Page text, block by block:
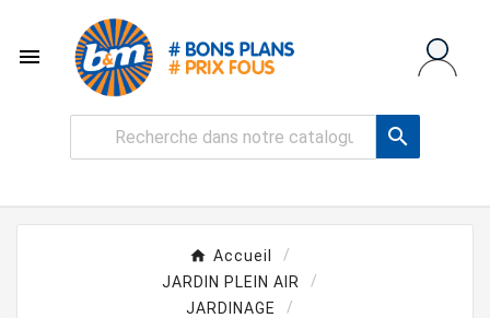


Accueil
JARDIN PLEIN AIR
JARDINAGE